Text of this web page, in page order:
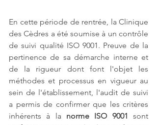
En cette période de rentrée, la Clinique
des Cèdres a été soumise à un contrôle
de suivi qualité ISO 9001. Preuve de la
pertinence de sa démarche interne et
de la rigueur dont font l'objet les
méthodes et processus en vigueur au
sein de l'établissement, l'audit de suivi
a permis de confirmer que les critères
inhérents à la norme ISO 9001 sont